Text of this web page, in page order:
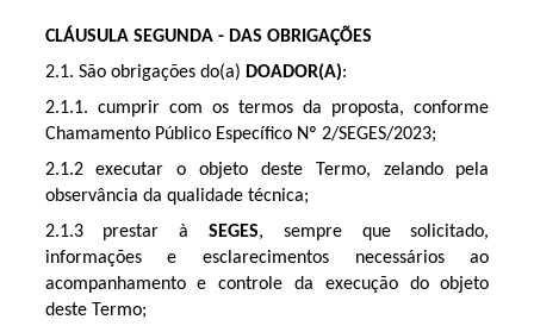
CLÁUSULA SEGUNDA - DAS OBRIGAÇÕES
2.1. São obrigações do(a) DOADOR(A):
2.1.1. cumprir com os termos da proposta, conforme
Chamamento Público Específico Nº 2/SEGES/2023;
2.1.2 executar o objeto deste Termo, zelando pela
observância da qualidade técnica;
2.1.3 prestar à SEGES, sempre que solicitado,
informações e esclarecimentos necessários ao
acompanhamento e controle da execução do objeto
deste Termo;